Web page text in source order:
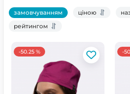
замовчуванням ціною
рейтингом
-50.25 % -